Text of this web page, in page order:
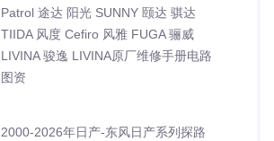
Patrol 途达 阳光 SUNNY 颐达 骐达
TIIDA 风度 Cefiro 风雅 FUGA 骊威
LIVINA 骏逸 LIVINA原厂维修手册电路
图资
2000-2026年日产-东风日产系列探路